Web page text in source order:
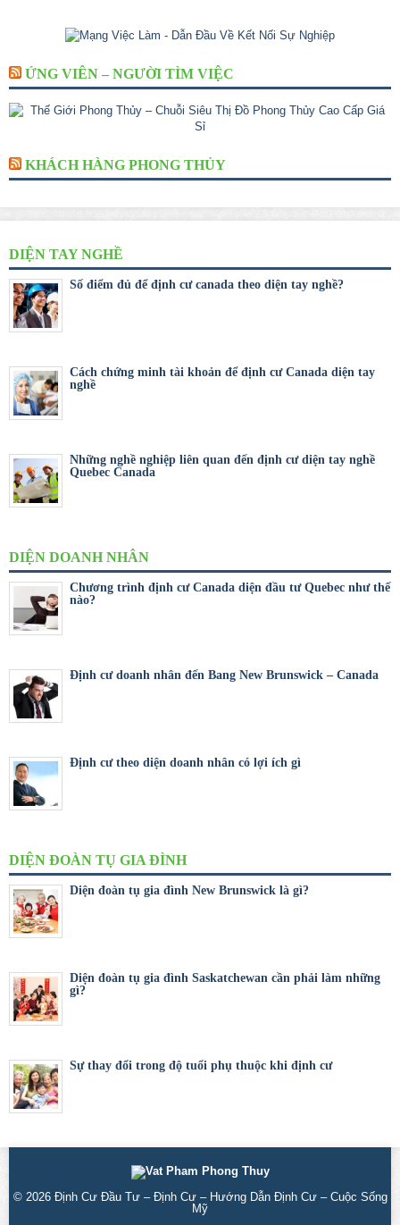
ỨNG VIÊN – NGƯỜI TÌM VIỆC
KHÁCH HÀNG PHONG THỦY
DIỆN TAY NGHỀ
Số điểm đủ để định cư canada theo diện tay nghề?
Cách chứng minh tài khoản để định cư Canada diện tay
nghề
Những nghề nghiệp liên quan đến định cư diện tay nghề
Quebec Canada
DIỆN DOANH NHÂN
Chương trình định cư Canada diện đầu tư Quebec như thế
nào?
Định cư doanh nhân đến Bang New Brunswick – Canada
Định cư theo diện doanh nhân có lợi ích gì
DIỆN ĐOÀN TỤ GIA ĐÌNH
Diện đoàn tụ gia đình New Brunswick là gì?
Diện đoàn tụ gia đình Saskatchewan cần phải làm những
gì?
Sự thay đổi trong độ tuổi phụ thuộc khi định cư
© 2026 Định Cư Đầu Tư – Định Cư – Hướng Dẫn Định Cư – Cuộc Sống
Mỹ